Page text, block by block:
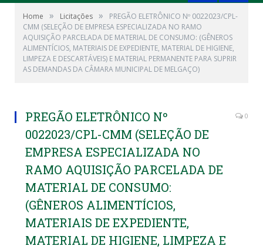
Home » Licitações »
PREGÃO ELETRÔNICO Nº 0022023/CPL-
CMM (SELEÇÃO DE EMPRESA ESPECIALIZADA NO RAMO
AQUISIÇÃO PARCELADA DE MATERIAL DE CONSUMO: (GÊNEROS
ALIMENTÍCIOS, MATERIAIS DE EXPEDIENTE, MATERIAL DE HIGIENE,
LIMPEZA E DESCARTÁVEIS) E MATERIAL PERMANENTE PARA SUPRIR
AS DEMANDAS DA CÂMARA MUNICIPAL DE MELGAÇO)
PREGÃO ELETRÔNICO Nº
0022023/CPL-CMM (SELEÇÃO DE
EMPRESA ESPECIALIZADA NO
RAMO AQUISIÇÃO PARCELADA DE
MATERIAL DE CONSUMO:
(GÊNEROS ALIMENTÍCIOS,
MATERIAIS DE EXPEDIENTE,
MATERIAL DE HIGIENE, LIMPEZA E
0